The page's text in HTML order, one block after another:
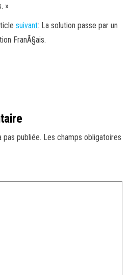
»
suivant: La solution passe par un
FranÃ§ais.
pas publiée. Les champs obligatoires